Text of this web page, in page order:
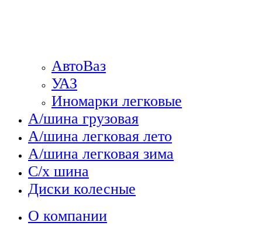
АвтоВаз
УАЗ
Иномарки легковые
А/шина грузовая
А/шина легковая лето
А/шина легковая зима
С/х шина
Диски колесные
О компании